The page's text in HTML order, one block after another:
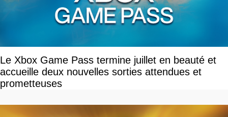
Le Xbox Game Pass termine juillet en beauté et
accueille deux nouvelles sorties attendues et
prometteuses